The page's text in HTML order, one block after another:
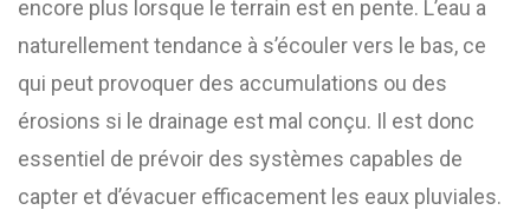
encore plus lorsque le terrain est en pente. L’eau a
naturellement tendance à s’écouler vers le bas, ce
qui peut provoquer des accumulations ou des
érosions si le drainage est mal conçu. Il est donc
essentiel de prévoir des systèmes capables de
capter et d’évacuer efficacement les eaux pluviales.